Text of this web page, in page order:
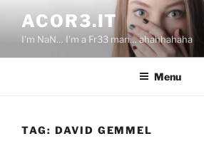
contenuto
ACOR3.IT
I'm NaN… I'm a Fr33 man… ahahhahaha
Menu
TAG: DAVID GEMMEL